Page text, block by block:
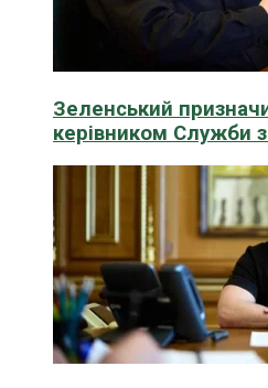
Зеленський
керівником Служби